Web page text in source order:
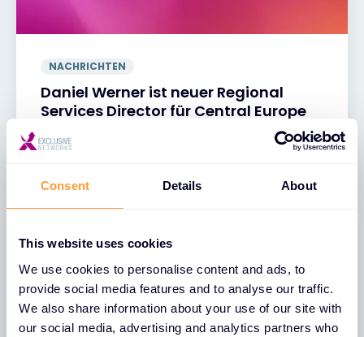
Consent Details About
This website uses cookies
We use cookies to personalise content and ads, to
provide social media features and to analyse our traffic.
We also share information about your use of our site with
our social media, advertising and analytics partners who
NACHRICHTEN
Daniel Werner ist neuer Regional
Services Director für Central Europe
19 MAI 2026